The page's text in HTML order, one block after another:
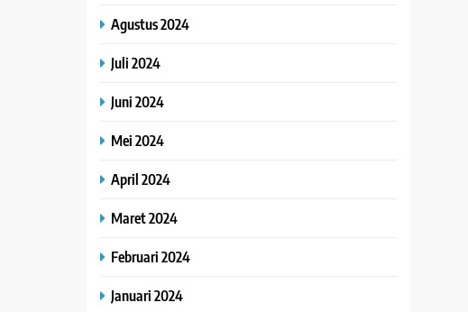
Agustus 2024
Juli 2024
Juni 2024
Mei 2024
April 2024
Maret 2024
Februari 2024
Januari 2024